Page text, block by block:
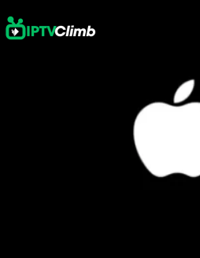
to